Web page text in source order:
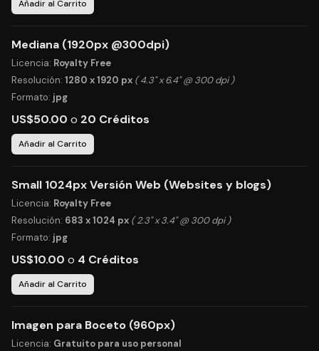
Añadir al Carrito
Mediana (1920px @300dpi)
Licencia: Royalty Free
Resolución: 1280 x 1920 px ( 4.3" x 6.4" @ 300 dpi )
Formato: jpg
US$50.00 o 20 Créditos
Añadir al Carrito
Small 1024px Versión Web (Websites y blogs)
Licencia: Royalty Free
Resolución: 683 x 1024 px ( 2.3" x 3.4" @ 300 dpi )
Formato: jpg
US$10.00 o 4 Créditos
Añadir al Carrito
Imagen para Boceto (960px)
Licencia: Gratuito para uso personal